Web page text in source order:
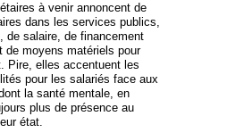
à venir annoncent de
dans les services publics,
de salaire, de financement
de moyens matériels pour
Pire, elles accentuent les
pour les salariés face aux
la santé mentale, en
plus de présence au
état.